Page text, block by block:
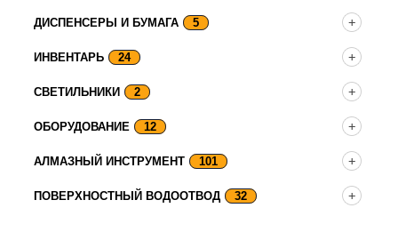
ДИСПЕНСЕРЫ И БУМАГА 5
ИНВЕНТАРЬ 24
СВЕТИЛЬНИКИ 2
ОБОРУДОВАНИЕ 12
АЛМАЗНЫЙ ИНСТРУМЕНТ 101
ПОВЕРХНОСТНЫЙ ВОДООТВОД 32